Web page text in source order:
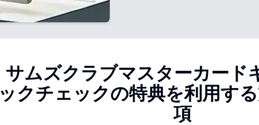
サムズクラブマスターカード
ックチェックの特典を利用す
項